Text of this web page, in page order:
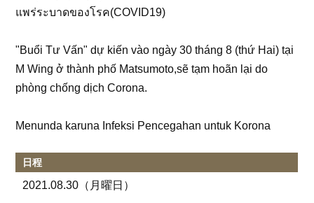
แพร่ระบาดของโรค(COVID19)
"Buổi Tư Vấn" dự kiến vào ngày 30 tháng 8 (thứ Hai) tại
M Wing ở thành phố Matsumoto,sẽ tạm hoãn lại do
phòng chống dịch Corona.
Menunda karuna Infeksi Pencegahan untuk Korona
日程
2021.08.30 （月曜日）